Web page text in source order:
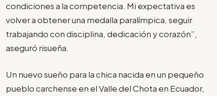
condiciones a la competencia. Mi expectativa es
volver a obtener una medalla paralímpica, seguir
trabajando con disciplina, dedicación y corazón”,
aseguró risueña.
Un nuevo sueño para la chica nacida en un pequeño
pueblo carchense en el Valle del Chota en Ecuador,